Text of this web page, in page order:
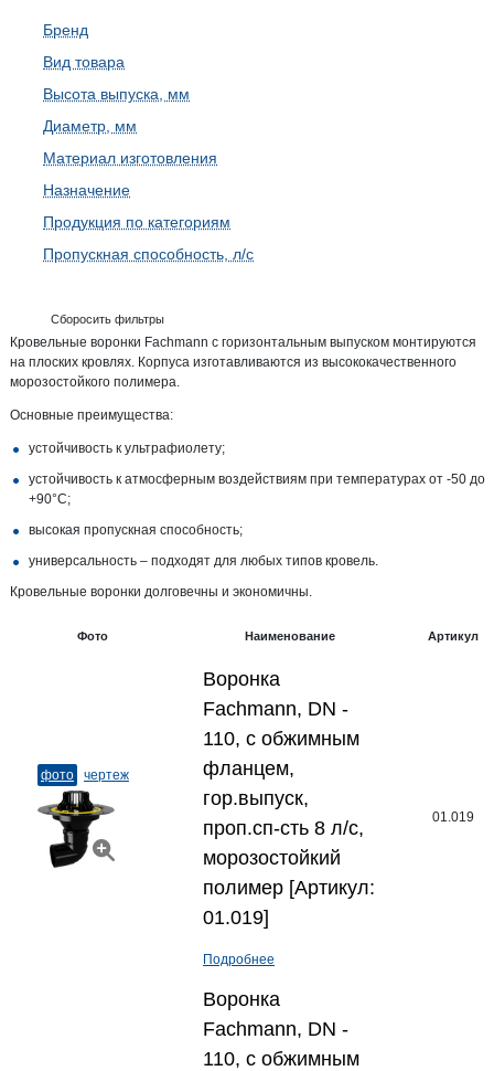
Бренд
Вид товара
Высота выпуска, мм
Диаметр, мм
Материал изготовления
Назначение
Продукция по категориям
Пропускная способность, л/с
Сборосить фильтры
Кровельные воронки Fachmann с горизонтальным выпуском монтируются
на плоских кровлях. Корпуса изготавливаются из высококачественного
морозостойкого полимера.
Основные преимущества:
устойчивость к ультрафиолету;
устойчивость к атмосферным воздействиям при температурах от -50 до
+90°С;
высокая пропускная способность;
универсальность – подходят для любых типов кровель.
Кровельные воронки долговечны и экономичны.
Фото Наименование Артикул
фото чертеж
Воронка
Fachmann, DN -
110, с обжимным
фланцем,
гор.выпуск,
проп.сп-сть 8 л/c,
морозостойкий
полимер [Артикул:
01.019]
Подробнее
01.019
Воронка
Fachmann, DN -
110, с обжимным